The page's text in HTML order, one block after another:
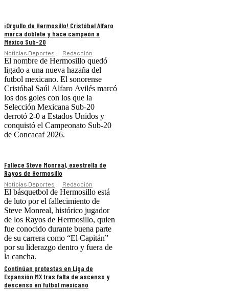
¡Orgullo de Hermosillo! Cristóbal Alfaro
marca doblete y hace campeón a
México Sub-20
Noticias Deportes Redacción
El nombre de Hermosillo quedó
ligado a una nueva hazaña del
futbol mexicano. El sonorense
Cristóbal Saúl Alfaro Avilés marcó
los dos goles con los que la
Selección Mexicana Sub-20
derrotó 2-0 a Estados Unidos y
conquistó el Campeonato Sub-20
de Concacaf 2026.
Fallece Steve Monreal, exestrella de
Rayos de Hermosillo
Noticias Deportes Redacción
El básquetbol de Hermosillo está
de luto por el fallecimiento de
Steve Monreal, histórico jugador
de los Rayos de Hermosillo, quien
fue conocido durante buena parte
de su carrera como “El Capitán”
por su liderazgo dentro y fuera de
la cancha.
Continúan protestas en Liga de
Expansión MX tras falta de ascenso y
descenso en futbol mexicano